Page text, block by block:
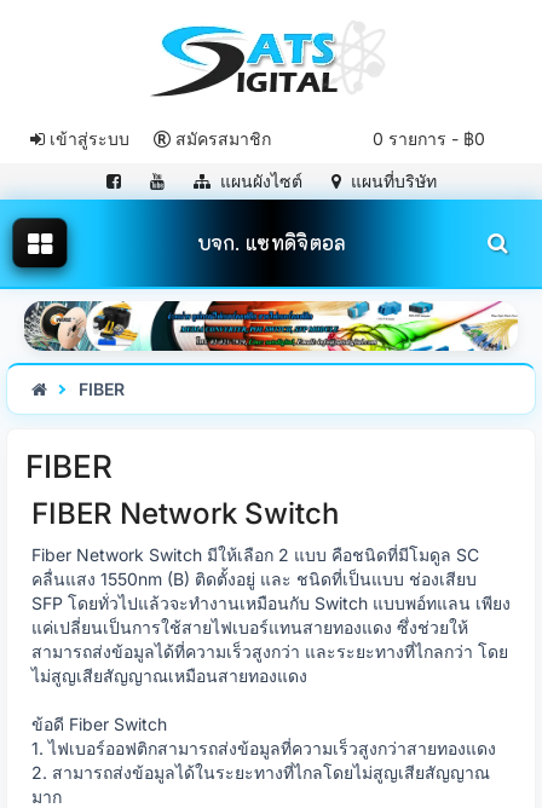
0 รายการ - ฿0
เข้าสู่ระบบ สมัครสมาชิก
แผนผังไซต์ แผนที่บริษัท
บจก. แซทดิจิตอล
FIBER
FIBER
FIBER Network Switch
Fiber Network Switch มีให้เลือก 2 แบบ คือชนิดที่มีโมดูล SC
คลื่นแสง 1550nm (B) ติดตั้งอยู่ และ ชนิดที่เป็นแบบ ช่องเสียบ
SFP โดยทั่วไปแล้วจะทำงานเหมือนกับ Switch แบบพอ์ทแลน เพียง
แค่เปลี่ยนเป็นการใช้สายไฟเบอร์แทนสายทองแดง ซึ่งช่วยให้
สามารถส่งข้อมูลได้ที่ความเร็วสูงกว่า และระยะทางที่ไกลกว่า โดย
ไม่สูญเสียสัญญาณเหมือนสายทองแดง
ข้อดี Fiber Switch
1. ไฟเบอร์ออฟติกสามารถส่งข้อมูลที่ความเร็วสูงกว่าสายทองแดง
2. สามารถส่งข้อมูลได้ในระยะทางที่ไกลโดยไม่สูญเสียสัญญาณ
มาก